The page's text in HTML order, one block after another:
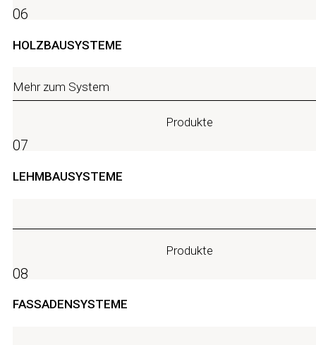
06
HOLZBAUSYSTEME
Mehr zum System
Produkte
07
LEHMBAUSYSTEME
Produkte
08
FASSADENSYSTEME